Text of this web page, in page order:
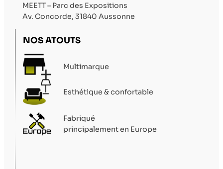
MEETT – Parc des Expositions
Av. Concorde, 31840 Aussonne
NOS ATOUTS
Multimarque
Esthétique & confortable
Fabriqué
principalement en Europe